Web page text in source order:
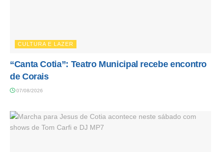
CULTURA E LAZER
“Canta Cotia”: Teatro Municipal recebe encontro
de Corais
07/08/2026